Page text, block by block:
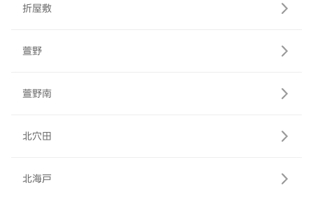
折屋敷
萱野
萱野南
北穴田
北海戸